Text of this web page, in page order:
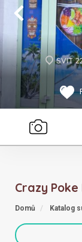
SVIT
Crazy Poke
Domů Katalog